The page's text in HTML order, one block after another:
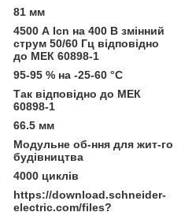
81 мм
4500 А Icn на 400 В змінний
струм 50/60 Гц відповідно
до МЕК 60898-1
95-95 % на -25-60 °C
Так відповідно до МЕК
60898-1
66.5 мм
Модульне об-ння для жит-го
будівництва
4000 циклів
https://download.schneider-
electric.com/files?